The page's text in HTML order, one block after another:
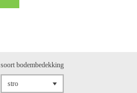
soort bodembedekking